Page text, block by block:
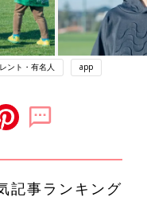
ント・有名人 app
記事ランキング